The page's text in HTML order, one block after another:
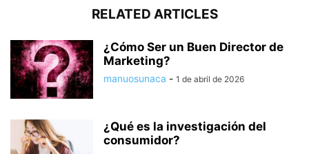
RELATED ARTICLES
¿Cómo Ser un Buen Director de
Marketing?
manuosunaca - 1 de abril de 2026
¿Qué es la investigación del
consumidor?